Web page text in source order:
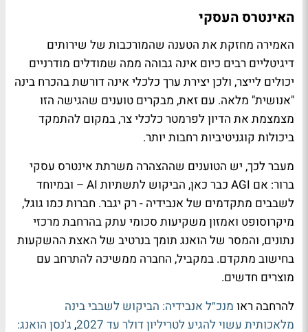
האינטרס העסקי
האמירה מחזקת את הטענה שהמורכבות של שירותים
דיגיטליים רבים כיום אינה גבוהה ממה שמודלים מודרניים
יכולים לייצר, ולכן יצירת ערך כלכלי אינה דורשת בהכרח בינה
"אנושית" מלאה. עם זאת, מבקרים טוענים שהגישה הזו
מצמצמת את הדיון לפרמטר כלכלי צר, במקום להתמקד
ביכולות קוגניטיביות רחבות יותר.
מעבר לכך, יש הטוענים שההצהרה משרתת אינטרס עסקי
ברור: אם AGI כבר כאן, הביקוש לתשתיות AI – ובמיוחד
לשבבים מתקדמים של אנבידיה - רק יגבר. חברות כמו גוגל,
מיקרוסופט ואמזון משקיעות סכומי עתק בהרחבת מרכזי
נתונים, והמסר של הואנג תומך בנרטיב של האצת ההשקעות
בחישוב מתקדם. במקביל, החברה ממשיכה להתרחב עם
מוצרים חדשים.
להרחבה ראו מנכ״ל אנבידיה: הביקוש לשבבי בינה
מלאכותית עשוי להגיע לטריליון דולר עד 2027
, ג'נסן הואנג: